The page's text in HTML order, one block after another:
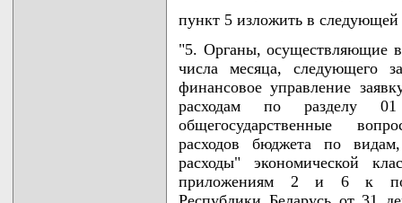
пункт 5 изложить в следующей
"5. Органы, осуществляющие
числа месяца, следующего
финансовое управление
расходам по разделу
общегосударственные
расходов бюджета по
расходы" экономической
приложениям 2 и 6 к